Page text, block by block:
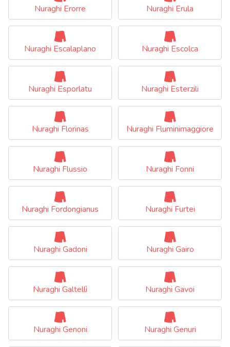
Nuraghi Erorre Nuraghi Erula
Nuraghi Escalaplano Nuraghi Escolca
Nuraghi Esporlatu Nuraghi Esterzili
Nuraghi Florinas Nuraghi Fluminimaggiore
Nuraghi Flussio Nuraghi Fonni
Nuraghi Fordongianus Nuraghi Furtei
Nuraghi Gadoni Nuraghi Gairo
Nuraghi Galtellì Nuraghi Gavoi
Nuraghi Genoni Nuraghi Genuri